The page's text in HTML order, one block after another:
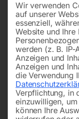
Wir verwenden
auf unserer
essenziell,
Website und Ihre
werden (z. B. IP-
Anzeigen und
Anzeigen und
die Verwendung
Verpflichtung, in
einzuwilligen,
können Ihre